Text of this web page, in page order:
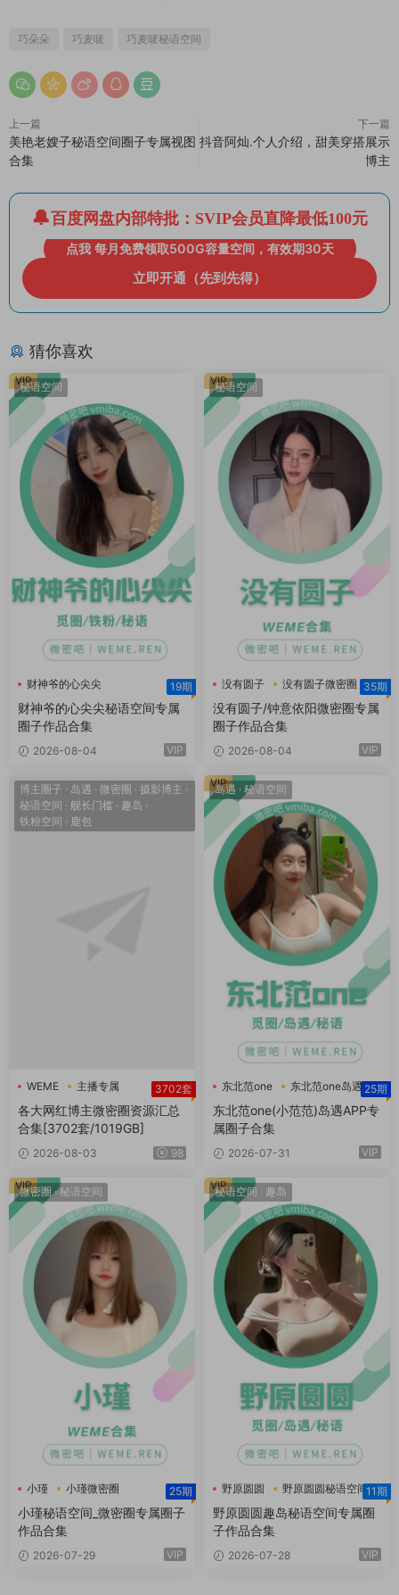
巧朵朵 巧麦唛 巧麦唛秘语空间
上一篇
美艳老嫂子秘语空间圈子专属视图
合集
下一篇
抖音阿灿.个人介绍，甜美穿搭展示
博主
百度网盘内部特批：SVIP会员直降最低100元
点我 每月免费领取500G容量空间，有效期30天
立即开通（先到先得）
猜你喜欢
秘语空间
财神爷的心尖尖
财神爷的心尖尖秘语空间
19期
财神爷的心尖尖秘语空间专属
圈子作品合集
2026-08-04 VIP
VIP 秘语空间
没有圆子
没有圆子微密圈 35期
没有圆子/钟意依阳微密圈专属
圈子作品合集
2026-08-04 VIP
VIP
博主圈子 · 岛遇 · 微密圈 · 摄影博主 ·
秘语空间 · 舰长门槛 · 趣岛 ·
铁粉空间 · 鹿包
WEME
主播专属
主播定制
3702套
各大网红博主微密圈资源汇总
合集[3702套/1019GB]
2026-08-03 98
岛遇 · 秘语空间
东北范one
东北范one岛遇
小范范
25期
东北范one(小范范)岛遇APP专
属圈子合集
2026-07-31 VIP
VIP
微密圈·秘语空间
小瑾
小瑾微密圈
小瑾秘语空间
25期
小瑾秘语空间_微密圈专属圈子
作品合集
2026-07-29 VIP
VIP 秘语空间 · 趣岛
野原圆圆
野原圆圆秘语空间
野原圆圆趣岛
11期
野原圆圆趣岛秘语空间专属圈
子作品合集
2026-07-28 VIP
VIP